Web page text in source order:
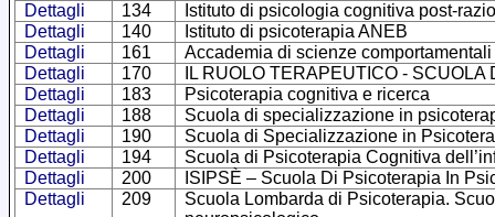
Dettagli
134
Istituto di psicologia cognitiva post-
Dettagli
140
Istituto di psicoterapia ANEB
Dettagli
161
Accademia di scienze
Dettagli
170
IL RUOLO TERAPEUTICO -
Dettagli
183
Psicoterapia cognitiva e ricerca
Dettagli
188
Scuola di specializzazione in
Dettagli
190
Scuola di Specializzazione in
Dettagli
194
Scuola di Psicoterapia Cognitiva
Dettagli
200
ISIPSÈ – Scuola Di Psicoterapia In
Dettagli
209
Scuola Lombarda di Psicoterapia.